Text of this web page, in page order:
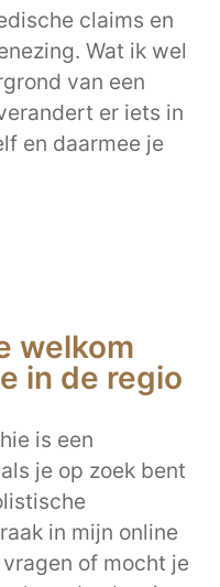
claims en
Wat ik wel
van een
er iets in
en daarmee je
welkom
in de regio
is een
je op zoek bent
in mijn online
of mocht je